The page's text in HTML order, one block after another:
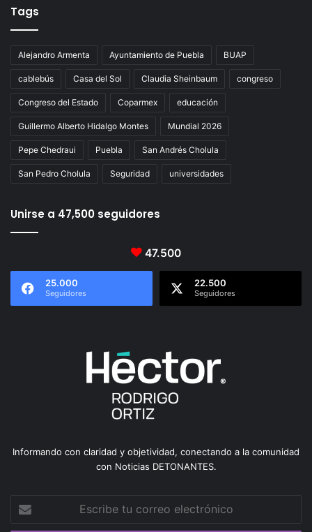
Tags
Alejandro Armenta Ayuntamiento de Puebla BUAP
cablebús Casa del Sol Claudia Sheinbaum congreso
Congreso del Estado Coparmex educación
Guillermo Alberto Hidalgo Montes Mundial 2026
Pepe Chedraui Puebla San Andrés Cholula
San Pedro Cholula Seguridad universidades
Unirse a 47,500 seguidores
47.500
25.000
Seguidores
22.500
Seguidores
Informando con claridad y objetividad, conectando a la comunidad
con Noticias DETONANTES.